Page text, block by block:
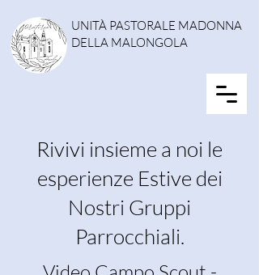
UNITÀ PASTORALE MADONNA
DELLA MALONGOLA
Rivivi insieme a noi le
esperienze Estive dei
Nostri Gruppi
Parrocchiali.